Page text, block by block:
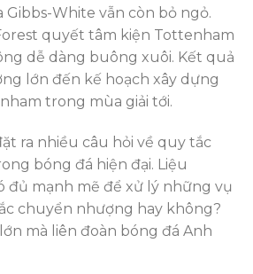
White vẫn còn bỏ ngỏ.
quyết tâm kiện Tottenham
dễ dàng buông xuôi. Kết quả
lớn đến kế hoạch xây dựng
trong mùa giải tới.
ra nhiều câu hỏi về quy tắc
bóng đá hiện đại. Liệu
đủ mạnh mẽ để xử lý những vụ
chuyển nhượng hay không?
mà liên đoàn bóng đá Anh